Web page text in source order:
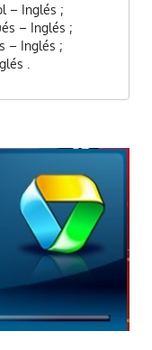
– Inglés ;
– Inglés ;
– Inglés ;
.